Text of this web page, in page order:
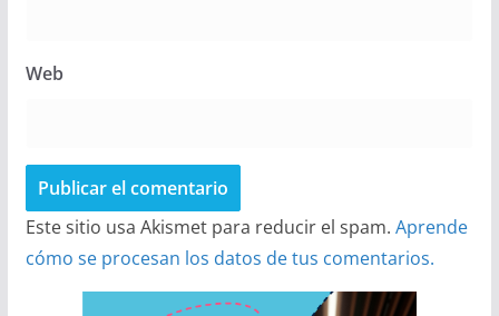
Web
Este sitio usa Akismet para reducir el spam. Aprende
cómo se procesan los datos de tus comentarios.